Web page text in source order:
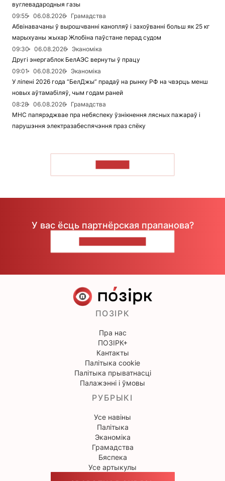
вуглевадародныя газы
09:55
06.08.2026
Грамадства
Абвінавачаны ў вырошчванні канопляў і захоўванні больш як 25 кг
марыхуаны жыхар Жлобіна паўстане перад судом
09:30
06.08.2026
Эканоміка
Другі энергаблок БелАЭС вернуты ў працу
09:01
06.08.2026
Эканоміка
У ліпені 2026 года “БелДжы” прадаў на рынку РФ на чвэрць менш
новых аўтамабіляў, чым годам раней
08:28
06.08.2026
Грамадства
МНС папярэджвае пра небяспеку ўзнікнення лясных пажараў і
парушэння электразабеспячэння праз спёку
У вас ёсць партнёрская прапанова?
ПОЗІРК
Пра нас
ПОЗІРК+
Кантакты
Палітыка cookie
Палітыка прыватнасці
Палажэнні і ўмовы
РУБРЫКІ
Усе навіны
Палітыка
Эканоміка
Грамадства
Бяспека
Усе артыкулы